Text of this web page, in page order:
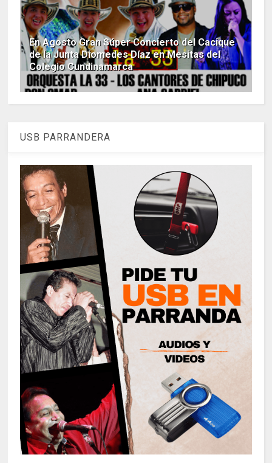
En Agosto Gran Súper Concierto del Cacique
de la Junta Diomedes Díaz en Mesitas del
Colegio Cundinamarca
USB PARRANDERA